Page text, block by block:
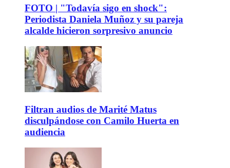
FOTO | "Todavía sigo en shock":
Periodista Daniela Muñoz y su pareja
alcalde hicieron sorpresivo anuncio
Filtran audios de Marité Matus
disculpándose con Camilo Huerta en
audiencia